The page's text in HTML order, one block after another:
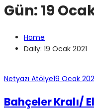
Gün: 19
Home
Daily: 19 Ocak 2021
Netyazı Atölye19 Ocak
Bahçeler Kralı/